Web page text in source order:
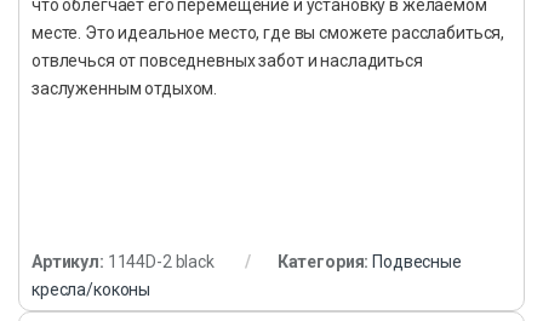
что облегчает его перемещение и установку в желаемом
месте. Это идеальное место, где вы сможете расслабиться,
отвлечься от повседневных забот и насладиться
заслуженным отдыхом.
Артикул: 1144D-2 black Категория: Подвесные
кресла/коконы